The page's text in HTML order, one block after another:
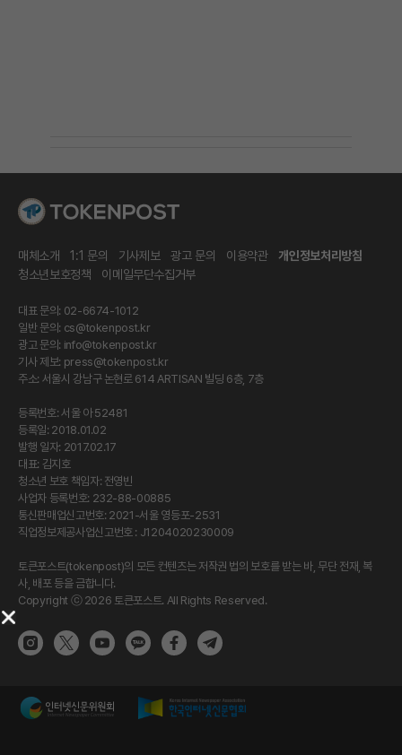
매체소개 1:1 문의 기사제보 광고 문의 이용약관
개인정보처리방침
청소년보호정책
이메일무단수집거부
대표 문의: 02-6674-1012
일반 문의: cs@tokenpost.kr
광고 문의: info@tokenpost.kr
기사 제보: press@tokenpost.kr
주소: 서울시 강남구 논현로 614 ARTISAN 빌딩 6층, 7층
등록번호: 서울 아 52481
등록일: 2018.01.02
발행 일자: 2017.02.17
대표: 김지호
청소년 보호 책임자: 전영빈
사업자 등록번호: 232-88-00885
통신판매업신고번호: 2021-서울 영등포-2531
직업정보제공사업신고번호 : J1204020230009
토큰포스트(tokenpost)의 모든 컨텐츠는 저작권 법의 보호를 받는 바, 무단 전재, 복
사, 배포 등을 금합니다.
Copyright ⓒ 2026 토큰포스트. All Rights Reserved.